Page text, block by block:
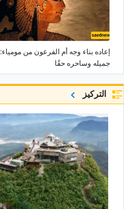
إعاده بناء وجه أم الفرعون من مومیاء:
جمیله وساحره حقًا
التركيز